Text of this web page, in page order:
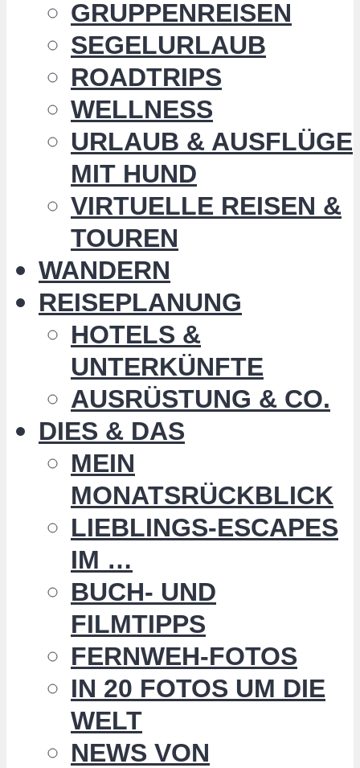
GRUPPENREISEN
SEGELURLAUB
ROADTRIPS
WELLNESS
URLAUB & AUSFLÜGE
MIT HUND
VIRTUELLE REISEN &
TOUREN
WANDERN
REISEPLANUNG
HOTELS &
UNTERKÜNFTE
AUSRÜSTUNG & CO.
DIES & DAS
MEIN
MONATSRÜCKBLICK
LIEBLINGS-ESCAPES
IM …
BUCH- UND
FILMTIPPS
FERNWEH-FOTOS
IN 20 FOTOS UM DIE
WELT
NEWS VON